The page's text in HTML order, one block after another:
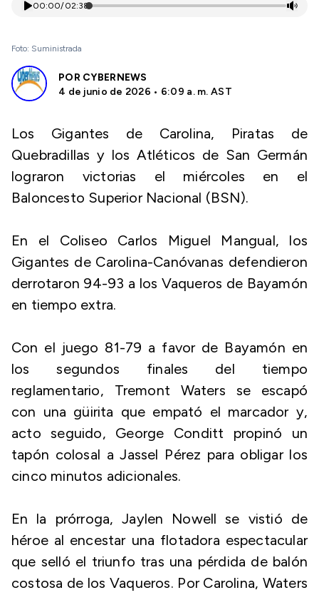
00:00/02:38
Foto: Suministrada
POR CYBERNEWS
4 de junio de 2026 • 6:09 a. m. AST
Los Gigantes de Carolina, Piratas de
Quebradillas y los Atléticos de San Germán
lograron victorias el miércoles en el
Baloncesto Superior Nacional (BSN).
En el Coliseo Carlos Miguel Mangual, los
Gigantes de Carolina-Canóvanas defendieron
derrotaron 94-93 a los Vaqueros de Bayamón
en tiempo extra.
Con el juego 81-79 a favor de Bayamón en
los segundos finales del tiempo
reglamentario, Tremont Waters se escapó
con una güirita que empató el marcador y,
acto seguido, George Conditt propinó un
tapón colosal a Jassel Pérez para obligar los
cinco minutos adicionales.
En la prórroga, Jaylen Nowell se vistió de
héroe al encestar una flotadora espectacular
que selló el triunfo tras una pérdida de balón
costosa de los Vaqueros. Por Carolina, Waters